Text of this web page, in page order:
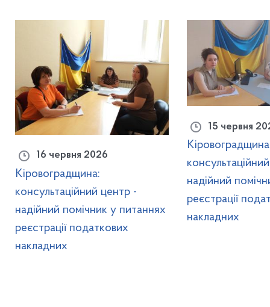
16 червня 2026
Кіровоградщина:
консультаційний центр -
надійний помічник у питаннях
реєстрації податкових
накладних
15 червня
надійний
реєстрації
накладних